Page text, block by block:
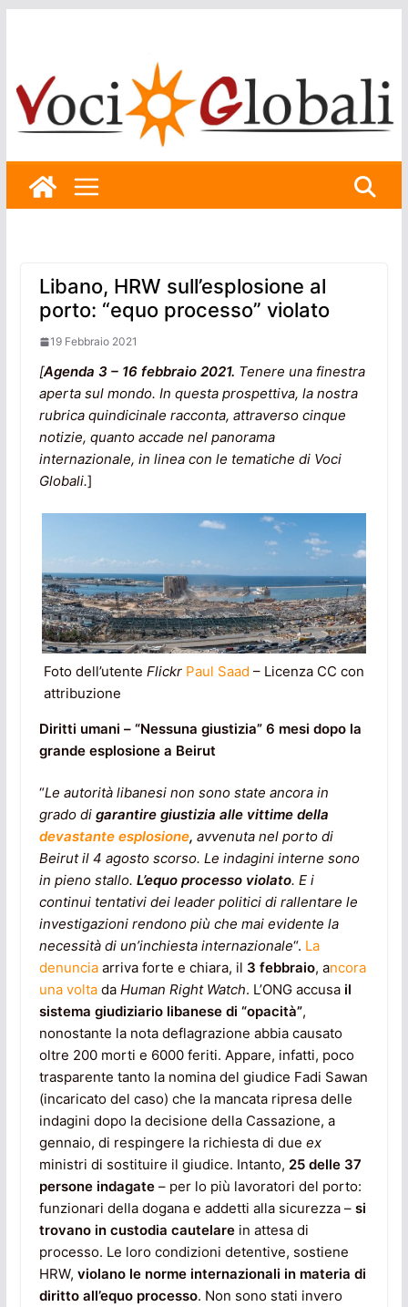
Libano, HRW sull’esplosione al
porto: “equo processo” violato
19 Febbraio 2021
[Agenda 3 – 16 febbraio 2021. Tenere una finestra
aperta sul mondo. In questa prospettiva, la nostra
rubrica quindicinale racconta, attraverso cinque
notizie, quanto accade nel panorama
internazionale, in linea con le tematiche di Voci
Globali.]
Foto dell’utente Flickr Paul Saad – Licenza CC con
attribuzione
Diritti umani – “Nessuna giustizia” 6 mesi dopo la
grande esplosione a Beirut
“Le autorità libanesi non sono state ancora in
grado di garantire giustizia alle vittime della
devastante esplosione, avvenuta nel porto di
Beirut il 4 agosto scorso. Le indagini interne sono
in pieno stallo. L’equo processo violato. E i
continui tentativi dei leader politici di rallentare le
investigazioni rendono più che mai evidente la
necessità di un’inchiesta internazionale“. La
denunciaarriva forte e chiara, il 3 febbraio, ancora
una voltada Human Right Watch. L’ONG accusa il
sistema giudiziario libanese di “opacità”,
nonostante la nota deflagrazione abbia causato
oltre 200 morti e 6000 feriti. Appare, infatti, poco
trasparente tanto la nomina del giudice Fadi Sawan
(incaricato del caso) che la mancata ripresa delle
indagini dopo la decisione della Cassazione, a
gennaio, di respingere la richiesta di due ex
ministri di sostituire il giudice. Intanto, 25 delle 37
persone indagate– per lo più lavoratori del porto:
funzionari della dogana e addetti alla sicurezza – si
trovano in custodia cautelare in attesa di
processo. Le loro condizioni detentive, sostiene
HRW, violano le norme internazionali in materia di
diritto all’equo processo. Non sono stati invero